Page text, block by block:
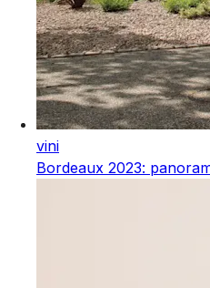
vini
Bordeaux 2023: